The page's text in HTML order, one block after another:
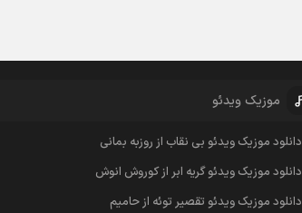
موزیک ویدئو
دانلود موزیک ویدئو بی نقاب از روزبه بمانی
دانلود موزیک ویدئو گریه ابر از کوروش انوش
دانلود موزیک ویدئو تقصیر توئه از حامیم